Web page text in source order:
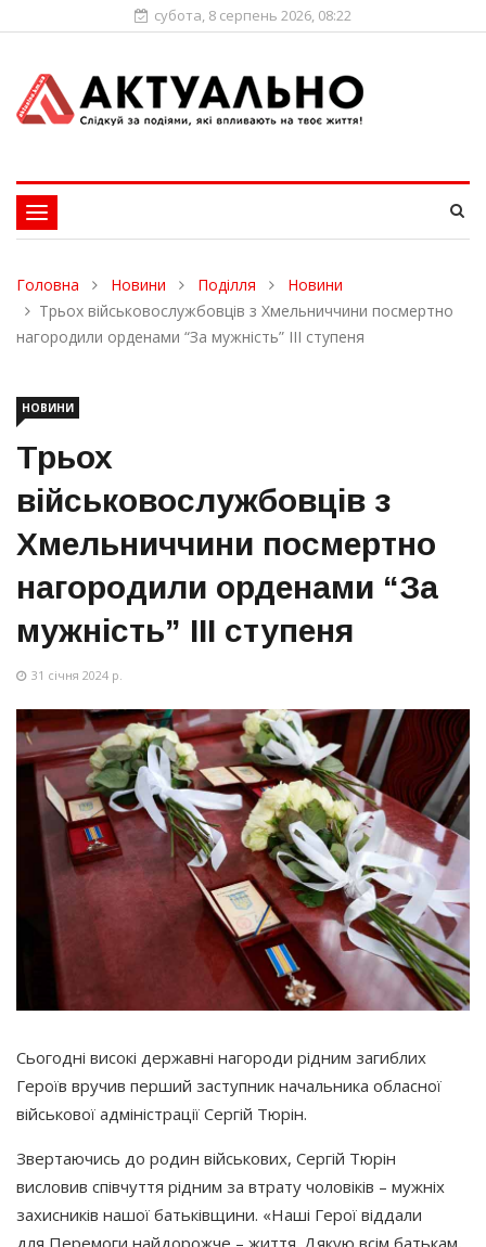
субота, 8 серпень 2026, 08:22
Toggle
navigation
Головна Новини Поділля
Новини
Трьох військовослужбовців з Хмельниччини посмертно
нагородили орденами “За мужність” ІІІ ступеня
НОВИНИ
Трьох
військовослужбовців з
Хмельниччини посмертно
нагородили орденами “За
мужність” ІІІ ступеня
31 січня 2024 р.
Сьогодні високі державні нагороди рідним загиблих
Героїв вручив перший заступник начальника обласної
військової адміністрації Сергій Тюрін.
Звертаючись до родин військових, Сергій Тюрін
висловив співчуття рідним за втрату чоловіків – мужніх
захисників нашої батьківщини. «Наші Герої віддали
для Перемоги найдорожче – життя. Дякую всім батькам,